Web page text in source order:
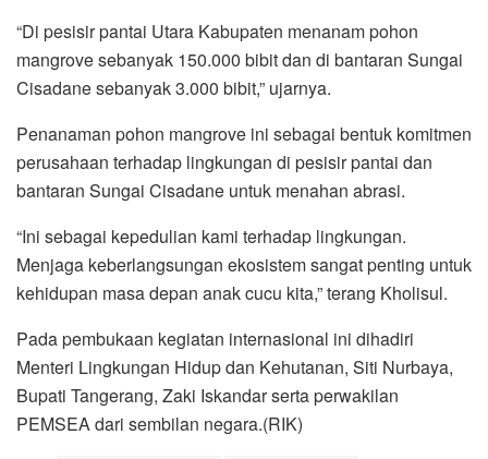
“Di pesisir pantai Utara Kabupaten menanam pohon
mangrove sebanyak 150.000 bibit dan di bantaran Sungai
Cisadane sebanyak 3.000 bibit,” ujarnya.
Penanaman pohon mangrove ini sebagai bentuk komitmen
perusahaan terhadap lingkungan di pesisir pantai dan
bantaran Sungai Cisadane untuk menahan abrasi.
“Ini sebagai kepedulian kami terhadap lingkungan.
Menjaga keberlangsungan ekosistem sangat penting untuk
kehidupan masa depan anak cucu kita,” terang Kholisul.
Pada pembukaan kegiatan internasional ini dihadiri
Menteri Lingkungan Hidup dan Kehutanan, Siti Nurbaya,
Bupati Tangerang, Zaki Iskandar serta perwakilan
PEMSEA dari sembilan negara.(RIK)